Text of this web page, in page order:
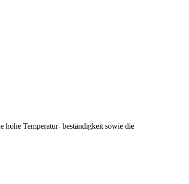
Temperatur- beständigkeit sowie die